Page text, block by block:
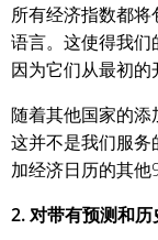
所有经济指数都
语言。这使得我们
因为它们从最初的
随着其他国家的
这并不是我们服
加经济日历的其他
2. 对带有预测和